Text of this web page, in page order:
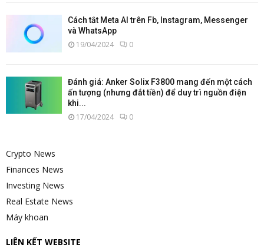
Cách tắt Meta AI trên Fb, Instagram, Messenger
và WhatsApp
19/04/2024 0
Đánh giá: Anker Solix F3800 mang đến một cách
ấn tượng (nhưng đắt tiền) để duy trì nguồn điện
khi...
17/04/2024 0
Crypto News
Finances News
Investing News
Real Estate News
Máy khoan
LIÊN KẾT WEBSITE